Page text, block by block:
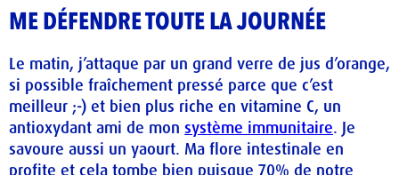
ME DÉFENDRE TOUTE LA JOURNÉE
Le matin, j’attaque par un grand verre de jus d’orange,
si possible fraîchement pressé parce que c’est
meilleur ;-) et bien plus riche en vitamine C, un
antioxydant ami de mon système immunitaire. Je
savoure aussi un yaourt. Ma flore intestinale en
profite et cela tombe bien puisque 70% de notre